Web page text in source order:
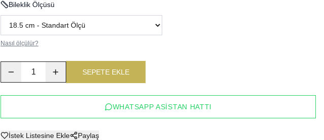
Bileklik Ölçüsü
Nasıl ölçülür?
1 SEPETE EKLE
WHATSAPP ASISTAN HATTI
İstek Listesine Ekle Paylaş